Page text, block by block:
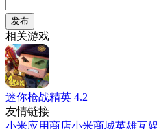
发布
相关游戏
迷你枪战精英 4.2
友情链接
小米应用商店小米商城英雄互